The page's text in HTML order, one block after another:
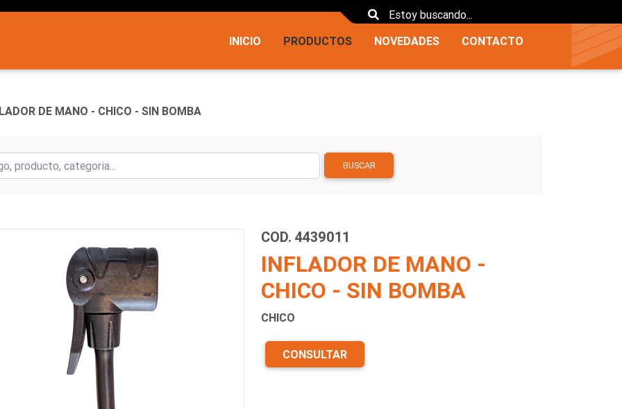
INICIO PRODUCTOS NOVEDADES CONTACTO
DE MANO - CHICO - SIN BOMBA
BUSCAR
COD. 4439011
INFLADOR DE MANO -
CHICO - SIN BOMBA
CHICO
CONSULTAR